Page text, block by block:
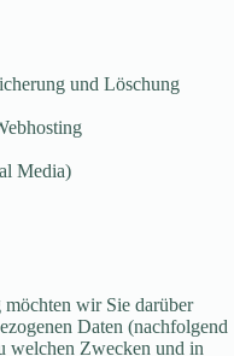
und Löschung
Media)
wir Sie darüber
Daten (nachfolgend
welchen Zwecken und in